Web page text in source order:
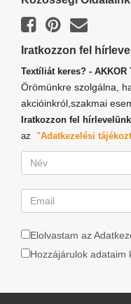
Iratkozzon fel
Textíliát keres? - AKKOR
Örömünkre szolgálna,
akcióinkról,szakmai
Iratkozzon fel
az "Adatkezelési
Elolvastam az
Hozzájárulok adataim